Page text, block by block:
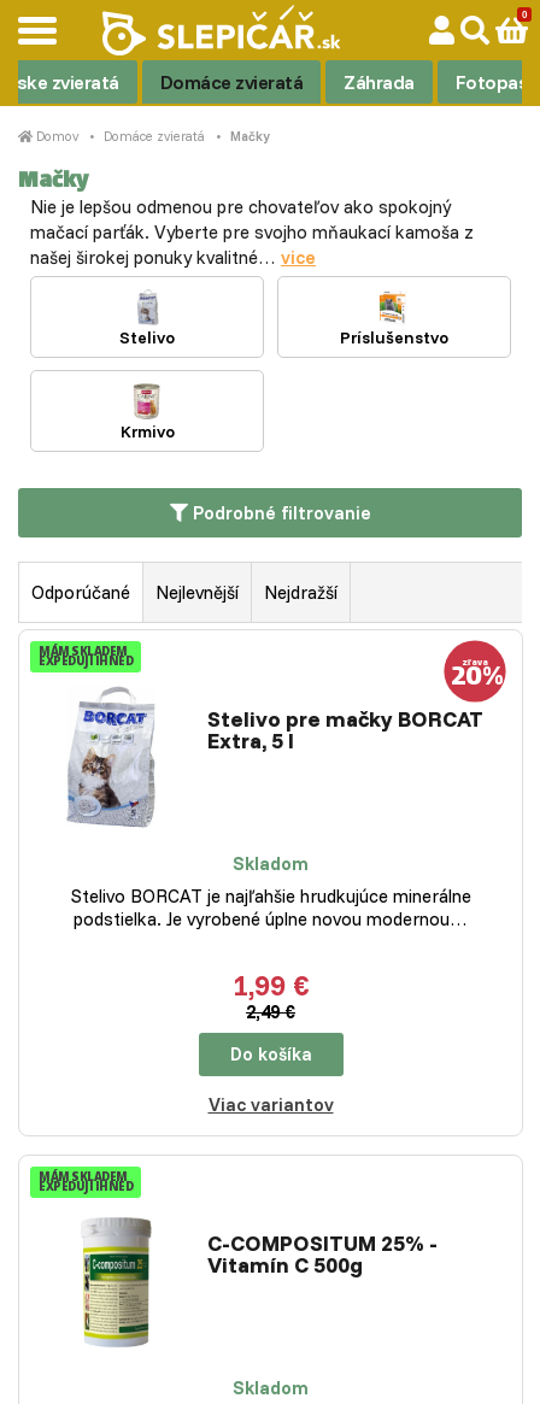
zvieratá Domáce zvieratá Záhrada
Domov Domáce zvieratá Mačky
Mačky
Nie je lepšou odmenou pre chovateľov ako spokojný
mačací parťák. Vyberte pre svojho mňaukací kamoša z
našej širokej ponuky kvalitné… vice
Stelivo Príslušenstvo
Krmivo
Podrobné filtrovanie
Odporúčané Nejlevnější Nejdražší
MÁM SKLADEM
EXPEDUJI IHNED
Stelivo pre mačky BORCAT
Extra, 5 l
Skladom
Stelivo BORCAT je najľahšie hrudkujúce minerálne
podstielka. Je vyrobené úplne novou modernou…
1,99 €
2,49 €
Do košíka
Viac variantov
MÁM SKLADEM
EXPEDUJI IHNED
C-COMPOSITUM 25% -
Vitamín C 500g
Skladom